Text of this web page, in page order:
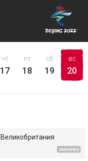
чт
17
пт
18
сб
19
вс
20
Великобритания
ЗАКОНЧЕН